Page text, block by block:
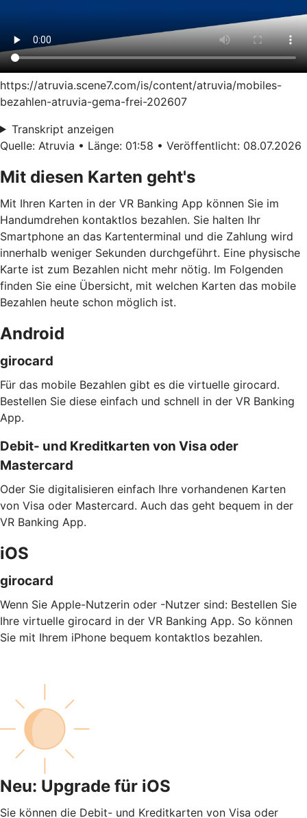
https://atruvia.scene7.com/is/content/atruvia/mobiles-
bezahlen-atruvia-gema-frei-202607
Transkript anzeigen
Quelle: Atruvia • Länge: 01:58 • Veröffentlicht: 08.07.2026
Mit diesen Karten geht's
Mit Ihren Karten in der VR Banking App können Sie im
Handumdrehen kontaktlos bezahlen. Sie halten Ihr
Smartphone an das Kartenterminal und die Zahlung wird
innerhalb weniger Sekunden durchgeführt. Eine physische
Karte ist zum Bezahlen nicht mehr nötig. Im Folgenden
finden Sie eine Übersicht, mit welchen Karten das mobile
Bezahlen heute schon möglich ist.
Android
girocard
Für das mobile Bezahlen gibt es die virtuelle girocard.
Bestellen Sie diese einfach und schnell in der VR Banking
App.
Debit- und Kreditkarten von Visa oder
Mastercard
Oder Sie digitalisieren einfach Ihre vorhandenen Karten
von Visa oder Mastercard. Auch das geht bequem in der
VR Banking App.
iOS
girocard
Wenn Sie Apple-Nutzerin oder -Nutzer sind: Bestellen Sie
Ihre virtuelle girocard in der VR Banking App. So können
Sie mit Ihrem iPhone bequem kontaktlos bezahlen.
Neu: Upgrade für iOS
Sie können die Debit- und Kreditkarten von Visa oder